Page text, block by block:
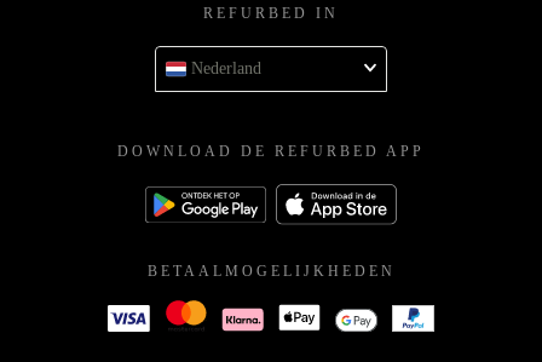
REFURBED IN
Nederland
DOWNLOAD DE REFURBED APP
BETAALMOGELIJKHEDEN